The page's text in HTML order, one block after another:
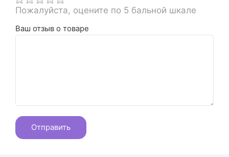
Пожалуйста, оцените по 5 бальной шкале
Ваш отзыв о товаре